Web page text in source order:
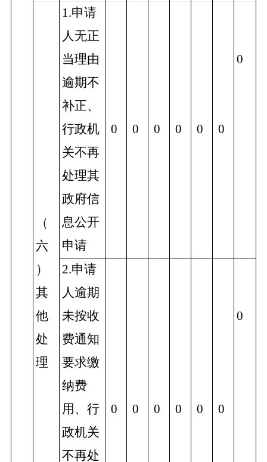
（
六
）
其
他
处
理
1.申请
人无正
当理由
逾期不
补正、
行政机
关不再
处理其
政府信
息公开
申请
0 0 0 0 0 0
0
2.申请
人逾期
未按收
费通知
要求缴
纳费
用、行
政机关
不再处
0 0 0 0 0 0
0